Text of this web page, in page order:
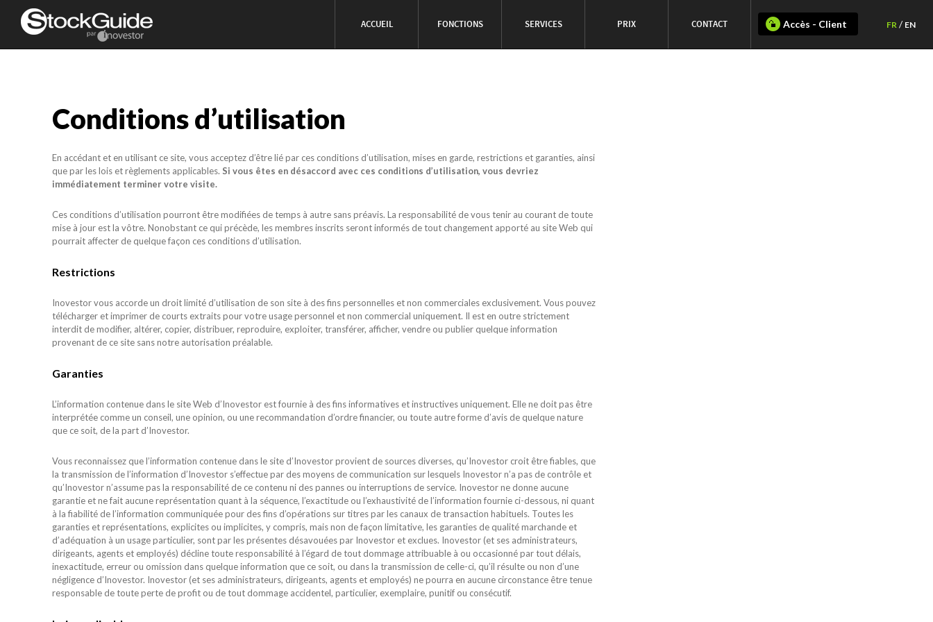
FR / EN
Accès - Client
ACCUEIL FONCTIONS SERVICES PRIX CONTACT
Conditions d’utilisation
En accédant et en utilisant ce site, vous acceptez d’être lié par ces conditions d’utilisation, mises en garde, restrictions et garanties, ainsi
que par les lois et règlements applicables. Si vous êtes en désaccord avec ces conditions d’utilisation, vous devriez
immédiatement terminer votre visite.
Ces conditions d’utilisation pourront être modifiées de temps à autre sans préavis. La responsabilité de vous tenir au courant de toute
mise à jour est la vôtre. Nonobstant ce qui précède, les membres inscrits seront informés de tout changement apporté au site Web qui
pourrait affecter de quelque façon ces conditions d’utilisation.
Restrictions
Inovestor vous accorde un droit limité d’utilisation de son site à des fins personnelles et non commerciales exclusivement. Vous pouvez
télécharger et imprimer de courts extraits pour votre usage personnel et non commercial uniquement. Il est en outre strictement
interdit de modifier, altérer, copier, distribuer, reproduire, exploiter, transférer, afficher, vendre ou publier quelque information
provenant de ce site sans notre autorisation préalable.
Garanties
L’information contenue dans le site Web d’Inovestor est fournie à des fins informatives et instructives uniquement. Elle ne doit pas être
interprétée comme un conseil, une opinion, ou une recommandation d’ordre financier, ou toute autre forme d’avis de quelque nature
que ce soit, de la part d’Inovestor.
Vous reconnaissez que l’information contenue dans le site d’Inovestor provient de sources diverses, qu’Inovestor croit être fiables, que
la transmission de l’information d’Inovestor s’effectue par des moyens de communication sur lesquels Inovestor n’a pas de contrôle et
qu’Inovestor n’assume pas la responsabilité de ce contenu ni des pannes ou interruptions de service. Inovestor ne donne aucune
garantie et ne fait aucune représentation quant à la séquence, l’exactitude ou l’exhaustivité de l’information fournie ci-dessous, ni quant
à la fiabilité de l’information communiquée pour des fins d’opérations sur titres par les canaux de transaction habituels. Toutes les
garanties et représentations, explicites ou implicites, y compris, mais non de façon limitative, les garanties de qualité marchande et
d’adéquation à un usage particulier, sont par les présentes désavouées par Inovestor et exclues. Inovestor (et ses administrateurs,
dirigeants, agents et employés) décline toute responsabilité à l’égard de tout dommage attribuable à ou occasionné par tout délais,
inexactitude, erreur ou omission dans quelque information que ce soit, ou dans la transmission de celle-ci, qu’il résulte ou non d’une
négligence d’Inovestor. Inovestor (et ses administrateurs, dirigeants, agents et employés) ne pourra en aucune circonstance être tenue
responsable de toute perte de profit ou de tout dommage accidentel, particulier, exemplaire, punitif ou consécutif.